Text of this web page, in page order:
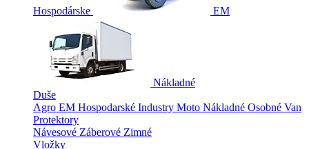
Hospodárske EM
Nákladné
Duše
Agro EM Hospodarské Industry Moto Nákladné Osobné Van
Protektory
Návesové Záberové Zimné
Vložky